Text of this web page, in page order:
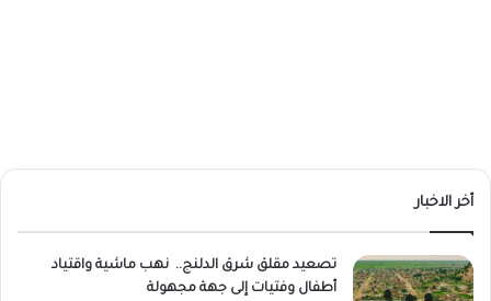
أخر الاخبار
تصعيد مقلق شرق الدلنج.. نهب ماشية واقتياد
أطفال وفتيات إلى جهة مجهولة